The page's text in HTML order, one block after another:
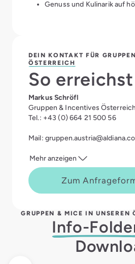
Genuss und Kulinarik auf
DEIN KONTAKT FÜR
ÖSTERREICH
So
Markus Schröfl
Gruppen & Incentives Österreich
Tel.: +43 (0) 664 21 500 56
Mail:
Mehr anzeigen
Zum
GRUPPEN & MICE IN UNSEREN
Info-